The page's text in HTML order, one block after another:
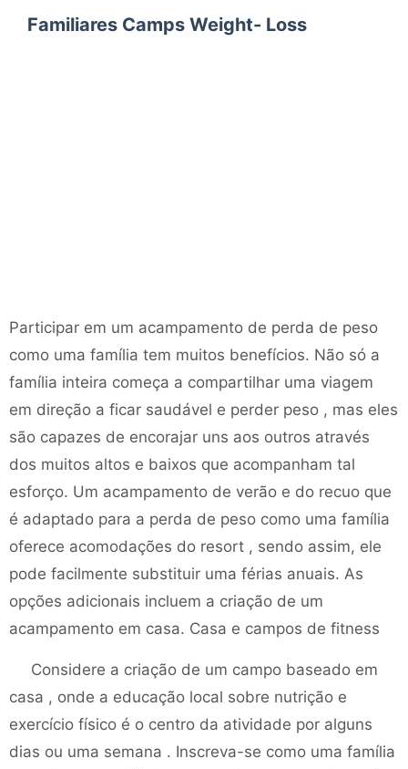
Familiares Camps Weight- Loss
Participar em um acampamento de perda de peso
como uma família tem muitos benefícios. Não só a
família inteira começa a compartilhar uma viagem
em direção a ficar saudável e perder peso , mas eles
são capazes de encorajar uns aos outros através
dos muitos altos e baixos que acompanham tal
esforço. Um acampamento de verão e do recuo que
é adaptado para a perda de peso como uma família
oferece acomodações do resort , sendo assim, ele
pode facilmente substituir uma férias anuais. As
opções adicionais incluem a criação de um
acampamento em casa. Casa e campos de fitness
Considere a criação de um campo baseado em
casa , onde a educação local sobre nutrição e
exercício físico é o centro da atividade por alguns
dias ou uma semana . Inscreva-se como uma família